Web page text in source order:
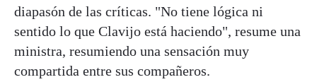
diapasón de las críticas. "No tiene lógica ni
sentido lo que Clavijo está haciendo", resume una
ministra, resumiendo una sensación muy
compartida entre sus compañeros.